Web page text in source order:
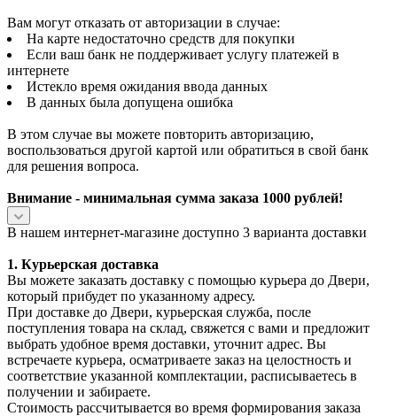
Вам могут отказать от авторизации в случае:
На карте недостаточно средств для покупки
Если ваш банк не поддерживает услугу платежей в
интернете
Истекло время ожидания ввода данных
В данных была допущена ошибка
В этом случае вы можете повторить авторизацию,
воспользоваться другой картой или обратиться в свой банк
для решения вопроса.
Внимание - минимальная сумма заказа 1000 рублей!
В нашем интернет-магазине доступно 3 варианта доставки
1. Курьерская доставка
Вы можете заказать доставку с помощью курьера до Двери,
который прибудет по указанному адресу.
При доставке до Двери, курьерская служба, после
поступления товара на склад, свяжется с вами и предложит
выбрать удобное время доставки, уточнит адрес. Вы
встречаете курьера, осматриваете заказ на целостность и
соответствие указанной комплектации, расписываетесь в
получении и забираете.
Стоимость рассчитывается во время формирования заказа